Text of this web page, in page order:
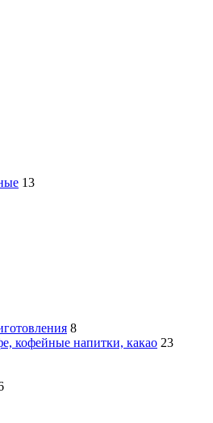
13
8
кофейные напитки, какао 23